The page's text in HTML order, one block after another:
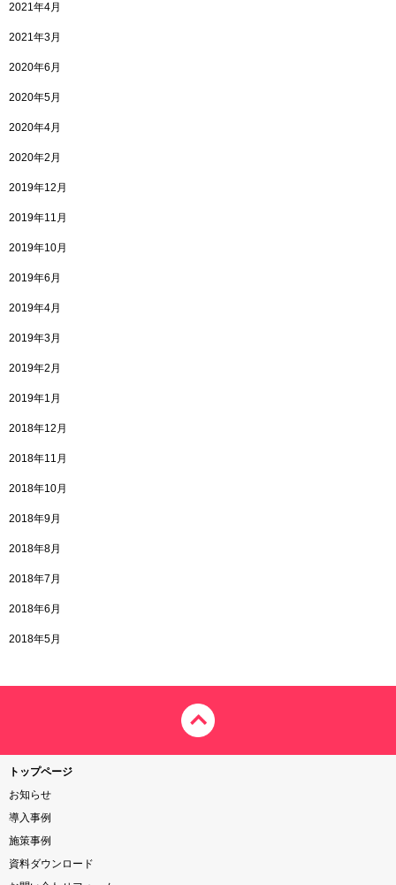
2021年4月
2021年3月
2020年6月
2020年5月
2020年4月
2020年2月
2019年12月
2019年11月
2019年10月
2019年6月
2019年4月
2019年3月
2019年2月
2019年1月
2018年12月
2018年11月
2018年10月
2018年9月
2018年8月
2018年7月
2018年6月
2018年5月
トップページ
お知らせ
導入事例
施策事例
資料ダウンロード